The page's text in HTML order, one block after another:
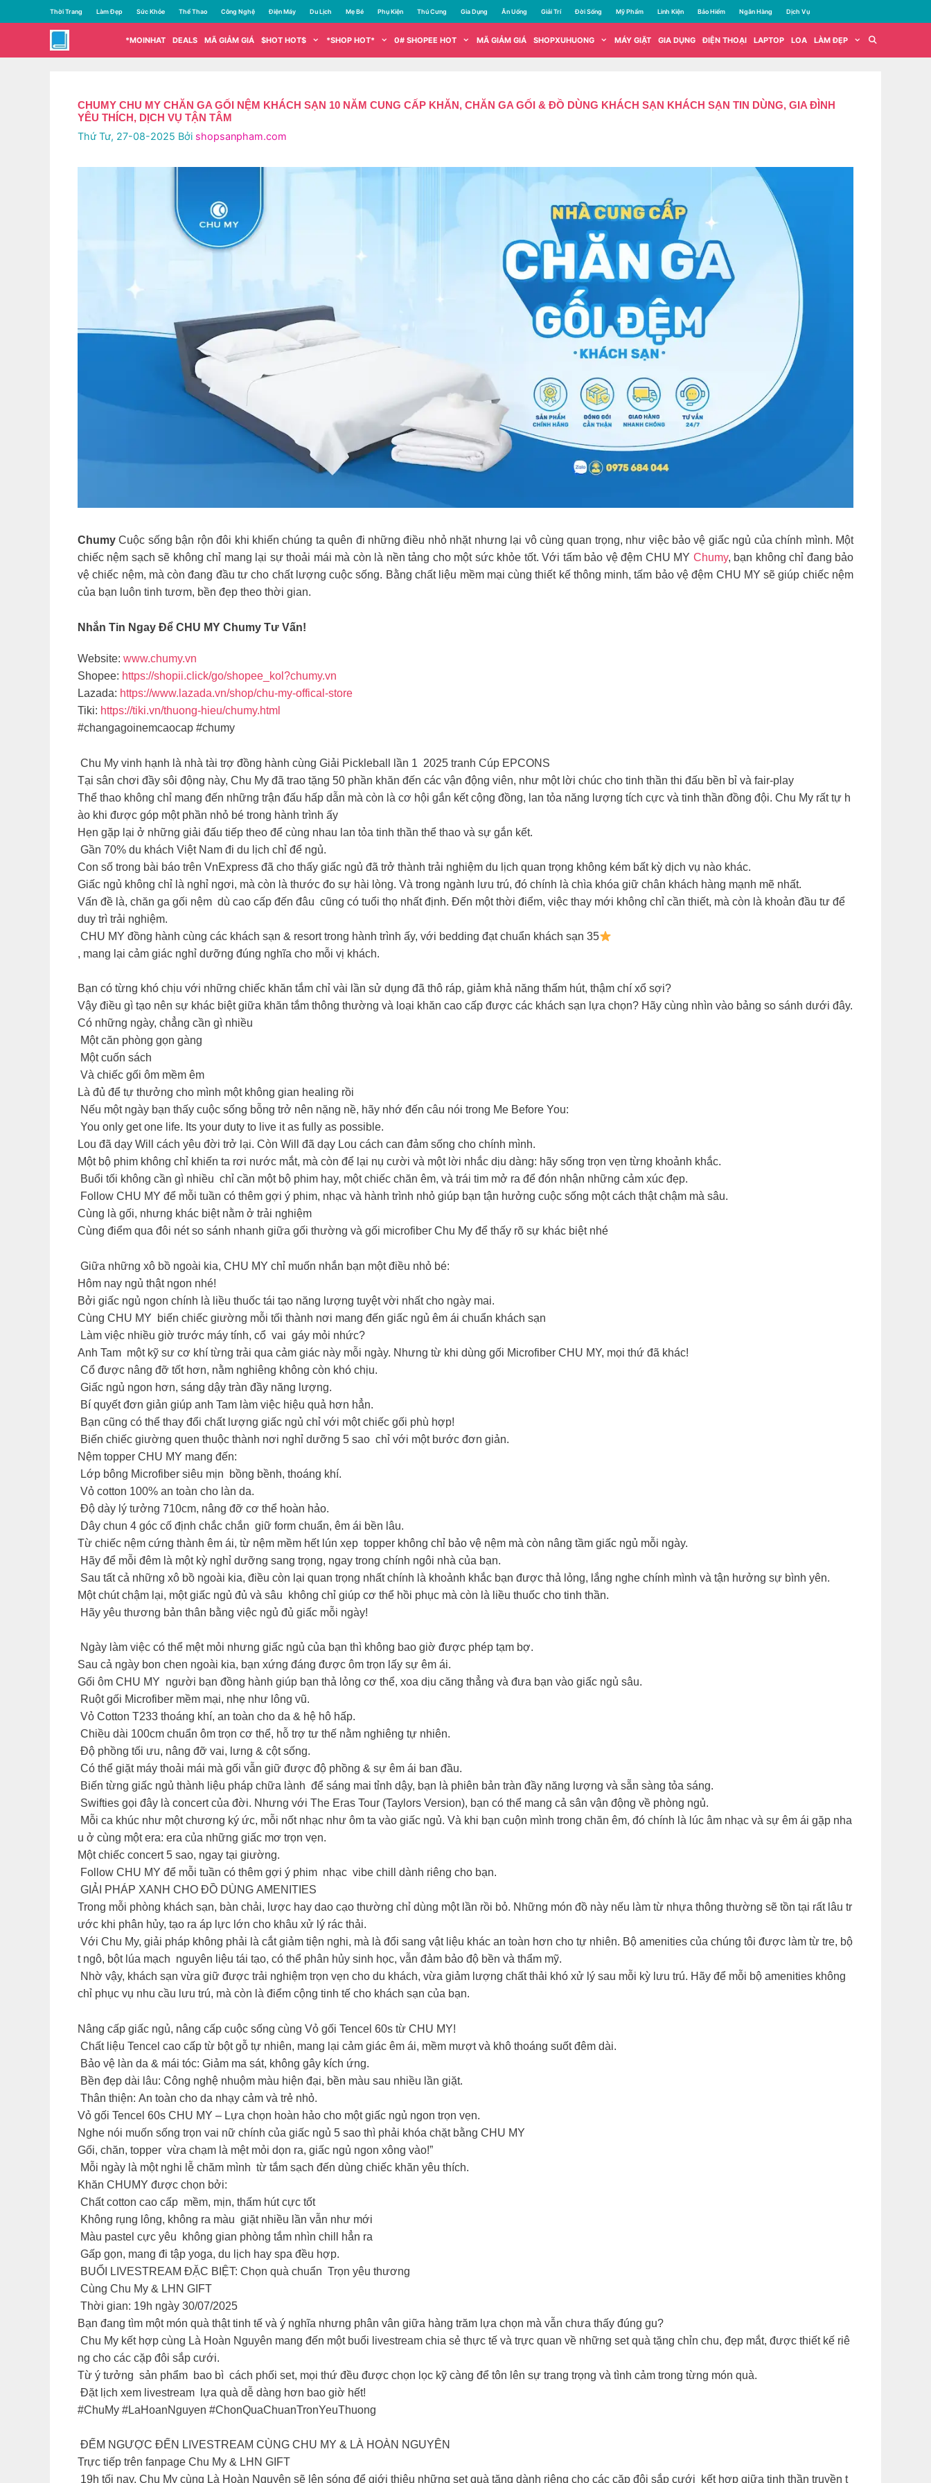
đến
dung
Thời Trang Làm Đẹp Sức Khỏe Thể Thao Công Nghệ Điện Máy Du Lịch Mẹ Bé Phụ Kiện Thú Cưng Gia Dụng Ăn Uống Giải Trí Đời Sống Mỹ Phẩm Linh Kiện Bảo Hiểm Ngân Hàng Dịch Vụ
*MOINHAT DEALS MÃ GIẢM GIÁ $HOT HOT$ *SHOP HOT* 0# SHOPEE HOT MÃ GIẢM GIÁ SHOPXUHUONG MÁY GIẶT GIA DỤNG ĐIỆN THOẠI LAPTOP LOA LÀM ĐẸP
CHUMY CHU MY CHĂN GA GỐI NỆM KHÁCH SẠN 10 NĂM CUNG CẤP KHĂN, CHĂN GA GỐI & ĐỒ DÙNG KHÁCH SẠN KHÁCH SẠN TIN DÙNG, GIA ĐÌNH
YÊU THÍCH, DỊCH VỤ TẬN TÂM
Thứ Tư, 27-08-2025 Bởi shopsanpham.com
Chumy Cuộc sống bận rộn đôi khi khiến chúng ta quên đi những điều nhỏ nhặt nhưng lại vô cùng quan trọng, như việc bảo vệ giấc ngủ của chính mình. Một
chiếc nệm sạch sẽ không chỉ mang lại sự thoải mái mà còn là nền tảng cho một sức khỏe tốt. Với tấm bảo vệ đệm CHU MY Chumy, bạn không chỉ đang bảo
vệ chiếc nệm, mà còn đang đầu tư cho chất lượng cuộc sống. Bằng chất liệu mềm mại cùng thiết kế thông minh, tấm bảo vệ đệm CHU MY sẽ giúp chiếc nệm
của bạn luôn tinh tươm, bền đẹp theo thời gian.
Nhắn Tin Ngay Để CHU MY Chumy Tư Vấn!
Website: www.chumy.vn
Shopee: https://shopii.click/go/shopee_kol?chumy.vn
Lazada: https://www.lazada.vn/shop/chu-my-offical-store
Tiki: https://tiki.vn/thuong-hieu/chumy.html
#changagoinemcaocap #chumy
Chu My vinh hạnh là nhà tài trợ đồng hành cùng Giải Pickleball lần 1 2025 tranh Cúp EPCONS
Tại sân chơi đầy sôi động này, Chu My đã trao tặng 50 phần khăn đến các vận động viên, như một lời chúc cho tinh thần thi đấu bền bỉ và fair-play
Thể thao không chỉ mang đến những trận đấu hấp dẫn mà còn là cơ hội gắn kết cộng đồng, lan tỏa năng lượng tích cực và tinh thần đồng đội. Chu My rất tự h
ào khi được góp một phần nhỏ bé trong hành trình ấy
Hẹn gặp lại ở những giải đấu tiếp theo để cùng nhau lan tỏa tinh thần thể thao và sự gắn kết.
Gần 70% du khách Việt Nam đi du lịch chỉ để ngủ.
Con số trong bài báo trên VnExpress đã cho thấy giấc ngủ đã trở thành trải nghiệm du lịch quan trọng không kém bất kỳ dịch vụ nào khác.
Giấc ngủ không chỉ là nghỉ ngơi, mà còn là thước đo sự hài lòng. Và trong ngành lưu trú, đó chính là chìa khóa giữ chân khách hàng mạnh mẽ nhất.
Vấn đề là, chăn ga gối nệm dù cao cấp đến đâu cũng có tuổi thọ nhất định. Đến một thời điểm, việc thay mới không chỉ cần thiết, mà còn là khoản đầu tư để
duy trì trải nghiệm.
CHU MY đồng hành cùng các khách sạn & resort trong hành trình ấy, với bedding đạt chuẩn khách sạn 35
, mang lại cảm giác nghỉ dưỡng đúng nghĩa cho mỗi vị khách.
Bạn có từng khó chịu với những chiếc khăn tắm chỉ vài lần sử dụng đã thô ráp, giảm khả năng thấm hút, thậm chí xổ sợi?
Vậy điều gì tạo nên sự khác biệt giữa khăn tắm thông thường và loại khăn cao cấp được các khách sạn lựa chọn? Hãy cùng nhìn vào bảng so sánh dưới đây.
Có những ngày, chẳng cần gì nhiều
Một căn phòng gọn gàng
Một cuốn sách
Và chiếc gối ôm mềm êm
Là đủ để tự thưởng cho mình một không gian healing rồi
Nếu một ngày bạn thấy cuộc sống bỗng trở nên nặng nề, hãy nhớ đến câu nói trong Me Before You:
You only get one life. Its your duty to live it as fully as possible.
Lou đã dạy Will cách yêu đời trở lại. Còn Will đã dạy Lou cách can đảm sống cho chính mình.
Một bộ phim không chỉ khiến ta rơi nước mắt, mà còn để lại nụ cười và một lời nhắc dịu dàng: hãy sống trọn vẹn từng khoảnh khắc.
Buổi tối không cần gì nhiều chỉ cần một bộ phim hay, một chiếc chăn êm, và trái tim mở ra để đón nhận những cảm xúc đẹp.
Follow CHU MY để mỗi tuần có thêm gợi ý phim, nhạc và hành trình nhỏ giúp bạn tận hưởng cuộc sống một cách thật chậm mà sâu.
Cùng là gối, nhưng khác biệt nằm ở trải nghiệm
Cùng điểm qua đôi nét so sánh nhanh giữa gối thường và gối microfiber Chu My để thấy rõ sự khác biệt nhé
Giữa những xô bồ ngoài kia, CHU MY chỉ muốn nhắn bạn một điều nhỏ bé:
Hôm nay ngủ thật ngon nhé!
Bởi giấc ngủ ngon chính là liều thuốc tái tạo năng lượng tuyệt vời nhất cho ngày mai.
Cùng CHU MY biến chiếc giường mỗi tối thành nơi mang đến giấc ngủ êm ái chuẩn khách sạn
️ Làm việc nhiều giờ trước máy tính, cổ vai gáy mỏi nhức? ️
Anh Tam một kỹ sư cơ khí từng trải qua cảm giác này mỗi ngày. Nhưng từ khi dùng gối Microfiber CHU MY, mọi thứ đã khác!
Cổ được nâng đỡ tốt hơn, nằm nghiêng không còn khó chịu.
Giấc ngủ ngon hơn, sáng dậy tràn đầy năng lượng.
Bí quyết đơn giản giúp anh Tam làm việc hiệu quả hơn hẳn.
Bạn cũng có thể thay đổi chất lượng giấc ngủ chỉ với một chiếc gối phù hợp!
Biến chiếc giường quen thuộc thành nơi nghỉ dưỡng 5 sao chỉ với một bước đơn giản.
Nệm topper CHU MY mang đến:
Lớp bông Microfiber siêu mịn bồng bềnh, thoáng khí.
Vỏ cotton 100% an toàn cho làn da.
Độ dày lý tưởng 710cm, nâng đỡ cơ thể hoàn hảo.
Dây chun 4 góc cố định chắc chắn giữ form chuẩn, êm ái bền lâu.
Từ chiếc nệm cứng thành êm ái, từ nệm mềm hết lún xẹp topper không chỉ bảo vệ nệm mà còn nâng tầm giấc ngủ mỗi ngày.
Hãy để mỗi đêm là một kỳ nghỉ dưỡng sang trọng, ngay trong chính ngôi nhà của bạn.
Sau tất cả những xô bồ ngoài kia, điều còn lại quan trọng nhất chính là khoảnh khắc bạn được thả lỏng, lắng nghe chính mình và tận hưởng sự bình yên.
Một chút chậm lại, một giấc ngủ đủ và sâu không chỉ giúp cơ thể hồi phục mà còn là liều thuốc cho tinh thần.
Hãy yêu thương bản thân bằng việc ngủ đủ giấc mỗi ngày!
Ngày làm việc có thể mệt mỏi nhưng giấc ngủ của bạn thì không bao giờ được phép tạm bợ.
Sau cả ngày bon chen ngoài kia, bạn xứng đáng được ôm trọn lấy sự êm ái.
Gối ôm CHU MY người bạn đồng hành giúp bạn thả lỏng cơ thể, xoa dịu căng thẳng và đưa bạn vào giấc ngủ sâu.
Ruột gối Microfiber mềm mại, nhẹ như lông vũ.
Vỏ Cotton T233 thoáng khí, an toàn cho da & hệ hô hấp.
Chiều dài 100cm chuẩn ôm trọn cơ thể, hỗ trợ tư thế nằm nghiêng tự nhiên.
Độ phồng tối ưu, nâng đỡ vai, lưng & cột sống.
Có thể giặt máy thoải mái mà gối vẫn giữ được độ phồng & sự êm ái ban đầu.
Biến từng giấc ngủ thành liệu pháp chữa lành để sáng mai tỉnh dậy, bạn là phiên bản tràn đầy năng lượng và sẵn sàng tỏa sáng.
Swifties gọi đây là concert của đời. Nhưng với The Eras Tour (Taylors Version), bạn có thể mang cả sân vận động về phòng ngủ.
Mỗi ca khúc như một chương ký ức, mỗi nốt nhạc như ôm ta vào giấc ngủ. Và khi bạn cuộn mình trong chăn êm, đó chính là lúc âm nhạc và sự êm ái gặp nha
u ở cùng một era: era của những giấc mơ trọn vẹn.
Một chiếc concert 5 sao, ngay tại giường.
Follow CHU MY để mỗi tuần có thêm gợi ý phim nhạc vibe chill dành riêng cho bạn.
GIẢI PHÁP XANH CHO ĐỒ DÙNG AMENITIES
Trong mỗi phòng khách sạn, bàn chải, lược hay dao cạo thường chỉ dùng một lần rồi bỏ. Những món đồ này nếu làm từ nhựa thông thường sẽ tồn tại rất lâu tr
ước khi phân hủy, tạo ra áp lực lớn cho khâu xử lý rác thải.
Với Chu My, giải pháp không phải là cắt giảm tiện nghi, mà là đổi sang vật liệu khác an toàn hơn cho tự nhiên. Bộ amenities của chúng tôi được làm từ tre, bộ
t ngô, bột lúa mạch nguyên liệu tái tạo, có thể phân hủy sinh học, vẫn đảm bảo độ bền và thẩm mỹ.
Nhờ vậy, khách sạn vừa giữ được trải nghiệm trọn vẹn cho du khách, vừa giảm lượng chất thải khó xử lý sau mỗi kỳ lưu trú. Hãy để mỗi bộ amenities không
chỉ phục vụ nhu cầu lưu trú, mà còn là điểm cộng tinh tế cho khách sạn của bạn.
Nâng cấp giấc ngủ, nâng cấp cuộc sống cùng Vỏ gối Tencel 60s từ CHU MY!
Chất liệu Tencel cao cấp từ bột gỗ tự nhiên, mang lại cảm giác êm ái, mềm mượt và khô thoáng suốt đêm dài.
Bảo vệ làn da & mái tóc: Giảm ma sát, không gây kích ứng.
Bền đẹp dài lâu: Công nghệ nhuộm màu hiện đại, bền màu sau nhiều lần giặt.
Thân thiện: An toàn cho da nhạy cảm và trẻ nhỏ.
Vỏ gối Tencel 60s CHU MY – Lựa chọn hoàn hảo cho một giấc ngủ ngon trọn vẹn.
Nghe nói muốn sống trọn vai nữ chính của giấc ngủ 5 sao thì phải khóa chặt bằng CHU MY
Gối, chăn, topper vừa chạm là mệt mỏi dọn ra, giấc ngủ ngon xông vào!”
Mỗi ngày là một nghi lễ chăm mình từ tắm sạch đến dùng chiếc khăn yêu thích.
Khăn CHUMY được chọn bởi:
️ Chất cotton cao cấp mềm, mịn, thấm hút cực tốt
️ Không rụng lông, không ra màu giặt nhiều lần vẫn như mới
️ Màu pastel cực yêu không gian phòng tắm nhìn chill hẳn ra
Gấp gọn, mang đi tập yoga, du lịch hay spa đều hợp.
BUỔI LIVESTREAM ĐẶC BIỆT: Chọn quà chuẩn Trọn yêu thương
Cùng Chu My & LHN GIFT
Thời gian: 19h ngày 30/07/2025
Bạn đang tìm một món quà thật tinh tế và ý nghĩa nhưng phân vân giữa hàng trăm lựa chọn mà vẫn chưa thấy đúng gu?
Chu My kết hợp cùng Là Hoàn Nguyên mang đến một buổi livestream chia sẻ thực tế và trực quan về những set quà tặng chỉn chu, đẹp mắt, được thiết kế riê
ng cho các cặp đôi sắp cưới.
Từ ý tưởng sản phẩm bao bì cách phối set, mọi thứ đều được chọn lọc kỹ càng để tôn lên sự trang trọng và tình cảm trong từng món quà.
Đặt lịch xem livestream lựa quà dễ dàng hơn bao giờ hết!
#ChuMy #LaHoanNguyen #ChonQuaChuanTronYeuThuong
ĐẾM NGƯỢC ĐẾN LIVESTREAM CÙNG CHU MY & LÀ HOÀN NGUYÊN
Trực tiếp trên fanpage Chu My & LHN GIFT
19h tối nay, Chu My cùng Là Hoàn Nguyên sẽ lên sóng để giới thiệu những set quà tặng dành riêng cho các cặp đôi sắp cưới kết hợp giữa tinh thần truyền t